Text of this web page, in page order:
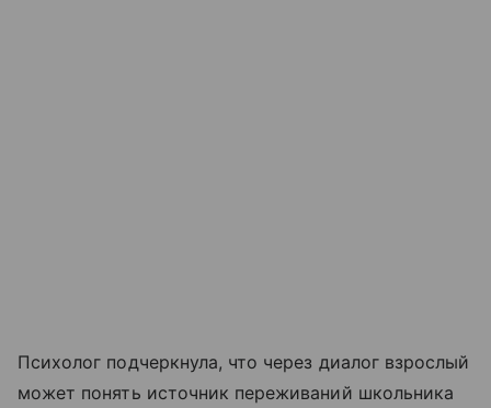
Психолог подчеркнула, что через диалог взрослый
может понять источник переживаний школьника